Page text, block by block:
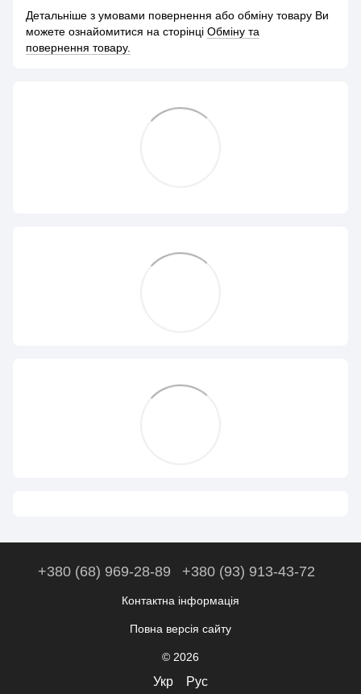
Детальніше з умовами повернення або обміну товару Ви
можете ознайомитися на сторінці Обміну та
повернення товару.
+380 (68) 969-28-89 +380 (93) 913-43-72
Контактна інформація
Повна версія сайту
© 2026
Укр Рус